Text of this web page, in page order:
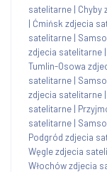
satelitarne | Chyby
| Ćmińsk zdjecia
satelitarne |
zdjecia satelitarne |
Tumlin-Osowa
satelitarne |
zdjecia satelitarne |
satelitarne |
satelitarne |
Podgród zdjecia
Węgle zdjecia
Włochów zdjecia